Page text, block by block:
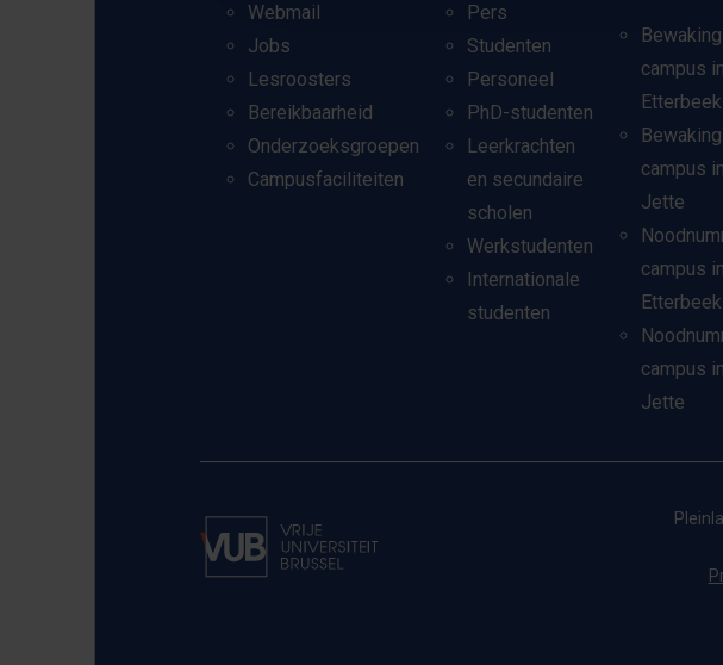
Webmail
Jobs
Lesroosters
Bereikbaarheid
Onderzoeksgroepen
Campusfaciliteiten
Pers
Studenten
Personeel
PhD-studenten
Leerkrachten
en secundaire
scholen
Werkstudenten
Internationale
studenten
Bewaking
campus in
Etterbeek
Bewaking
campus in
Jette
campus in
Etterbeek
campus in
Jette